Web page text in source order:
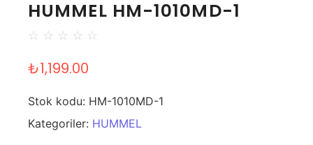
HUMMEL HM-1010MD-1
☆ ☆ ☆ ☆ ☆
₺1,199.00
Stok kodu: HM-1010MD-1
Kategoriler: HUMMEL